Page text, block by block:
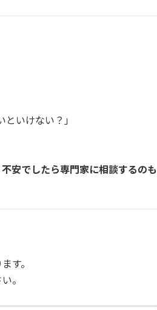
いけない？」
不安でしたら専門家に相談するのも
す。
。